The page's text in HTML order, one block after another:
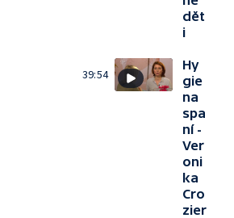
dět
i
39:54
Hy
gie
na
spa
ní -
Ver
oni
ka
Cro
zier